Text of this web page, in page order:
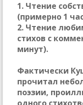
1. Чтение
(примерно 1
2. Чтение
стихов с
минут).
Фактически
прочитал
поэзии,